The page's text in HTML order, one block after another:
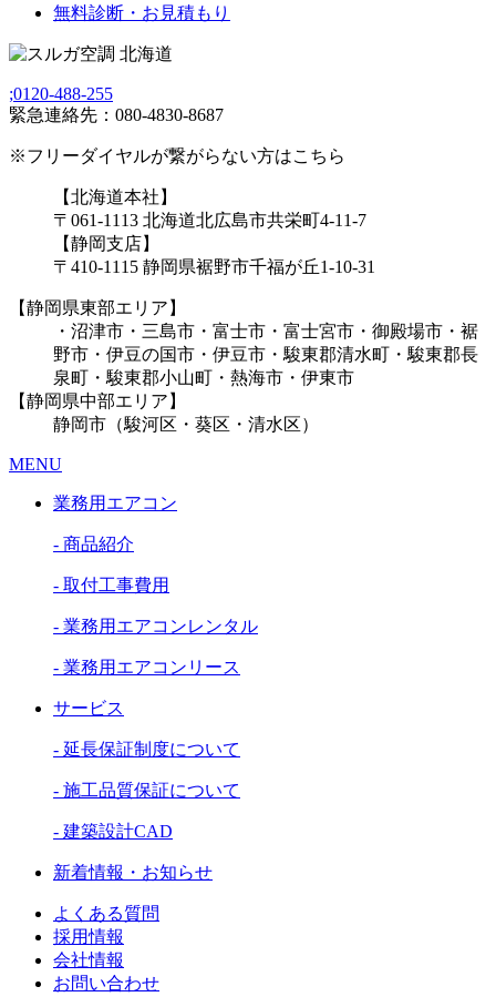
無料診断・お見積もり
;0120-488-255
緊急連絡先：080-4830-8687
※フリーダイヤルが繋がらない方はこちら
【北海道本社】
〒061-1113 北海道北広島市共栄町4-11-7
【静岡支店】
〒410-1115 静岡県裾野市千福が丘1-10-31
【静岡県東部エリア】
・沼津市・三島市・富士市・富士宮市・御殿場市・裾
野市・伊豆の国市・伊豆市・駿東郡清水町・駿東郡長
泉町・駿東郡小山町・熱海市・伊東市
【静岡県中部エリア】
静岡市（駿河区・葵区・清水区）
MENU
業務用エアコン
- 商品紹介
- 取付工事費用
- 業務用エアコンレンタル
- 業務用エアコンリース
サービス
- 延長保証制度について
- 施工品質保証について
- 建築設計CAD
新着情報・お知らせ
よくある質問
採用情報
会社情報
お問い合わせ